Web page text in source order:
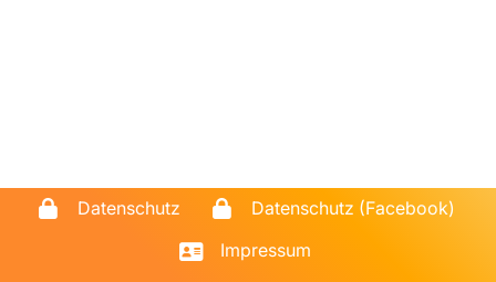
Datenschutz
Datenschutz (Facebook)
Impressum